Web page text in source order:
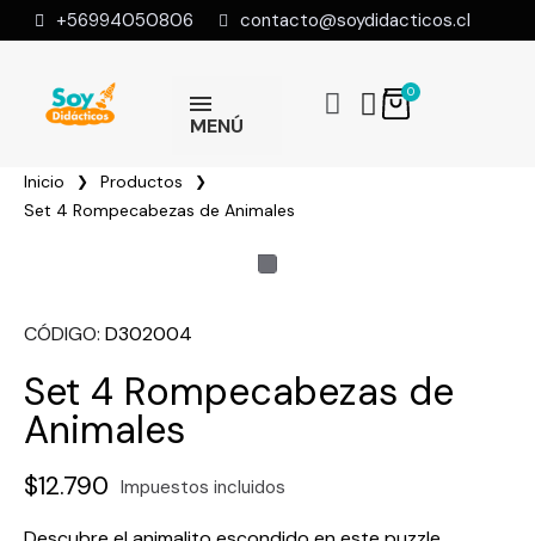
+56994050806 contacto@soydidacticos.cl
MENÚ
Inicio
Productos
Set 4 Rompecabezas de Animales
CÓDIGO D302004
Set 4 Rompecabezas de
Animales
$12.790 Impuestos incluidos